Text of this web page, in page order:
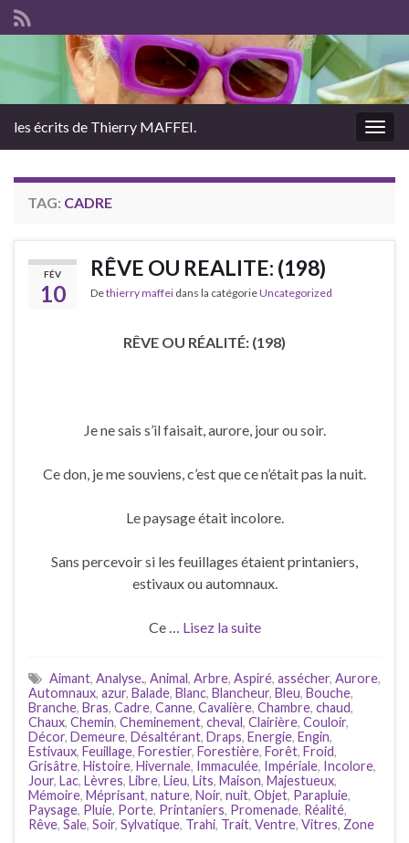
les écrits de Thierry MAFFEI.
TAG: CADRE
FÉV
10
RÊVE OU REALITE: (198)
Dethierry maffei dans la catégorieUncategorized
RÊVE OU RÉALITÉ: (198)
Je ne sais s’il faisait, aurore, jour ou soir.
Ce don, je me souviens, c’est que ce n’était pas la nuit.
Le paysage était incolore.
Sans percevoir si les feuillages étaient printaniers,
estivaux ou automnaux.
Ce … Lisez la suite
Aimant, Analyse., Animal, Arbre, Aspiré, assécher, Aurore,
Automnaux, azur, Balade, Blanc, Blancheur, Bleu, Bouche,
Branche, Bras, Cadre, Canne, Cavalière, Chambre, chaud,
Chaux, Chemin, Cheminement, cheval, Clairière, Couloir,
Décor, Demeure, Désaltérant, Draps, Energie, Engin,
Estivaux, Feuillage, Forestier, Forestière, Forêt, Froid,
Grisâtre, Histoire, Hivernale, Immaculée, Impériale, Incolore,
Jour, Lac, Lèvres, Libre, Lieu, Lits, Maison, Majestueux,
Mémoire, Méprisant, nature, Noir, nuit, Objet, Parapluie,
Paysage, Pluie, Porte, Printaniers, Promenade, Réalité,
Rêve, Sale, Soir, Sylvatique, Trahi, Trait, Ventre, Vitres, Zone